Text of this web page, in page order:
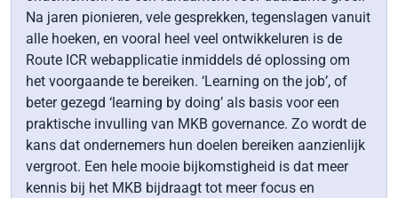
Na jaren pionieren, vele gesprekken, tegenslagen vanuit
alle hoeken, en vooral heel veel ontwikkeluren is de
Route ICR webapplicatie inmiddels dé oplossing om
het voorgaande te bereiken. ‘Learning on the job’, of
beter gezegd ‘learning by doing’ als basis voor een
praktische invulling van MKB governance. Zo wordt de
kans dat ondernemers hun doelen bereiken aanzienlijk
vergroot. Een hele mooie bijkomstigheid is dat meer
kennis bij het MKB bijdraagt tot meer focus en